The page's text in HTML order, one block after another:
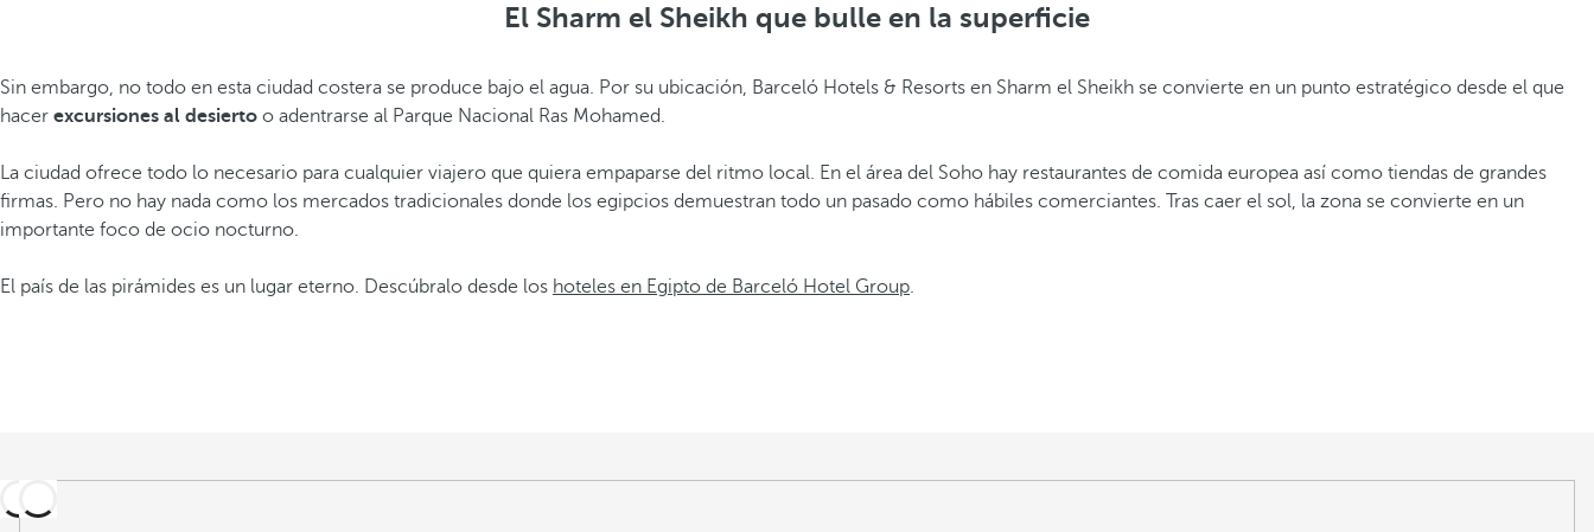
El Sharm el Sheikh que bulle en la superficie
Sin embargo, no todo en esta ciudad costera se produce bajo el agua. Por su ubicación, Barceló Hotels & Resorts en Sharm el Sheikh se convierte en un punto estratégico desde el que
hacer excursiones al desierto o adentrarse al Parque Nacional Ras Mohamed.
La ciudad ofrece todo lo necesario para cualquier viajero que quiera empaparse del ritmo local. En el área del Soho hay restaurantes de comida europea así como tiendas de grandes
firmas. Pero no hay nada como los mercados tradicionales donde los egipcios demuestran todo un pasado como hábiles comerciantes. Tras caer el sol, la zona se convierte en un
importante foco de ocio nocturno.
El país de las pirámides es un lugar eterno. Descúbralo desde los hoteles en Egipto de Barceló Hotel Group.